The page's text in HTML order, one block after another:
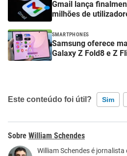
Gmail lança
milhões de
SMARTPHONES
Samsung oferece
Galaxy Z Fold8 e Z
Este conteúdo foi útil? Sim
Este conteúdo contém informação
Este conteúdo não tem a
William Schendes
William Schendes é